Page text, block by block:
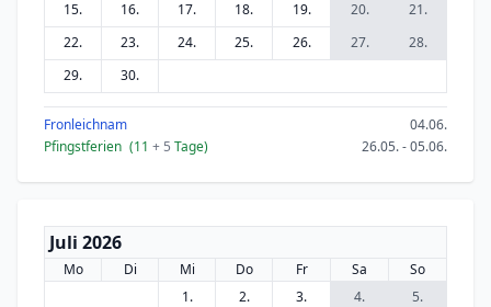
15. 16. 17. 18. 19. 20.
21.
22.
23. 24. 25. 26. 27.
28.
29.
30.
Fronleichnam
04.06.
Pfingstferien (11 + 5 Tage) 26.05. - 05.06.
Juli 2026
Mo Di Mi Do Fr Sa
So
1.
2. 3. 4.
5.